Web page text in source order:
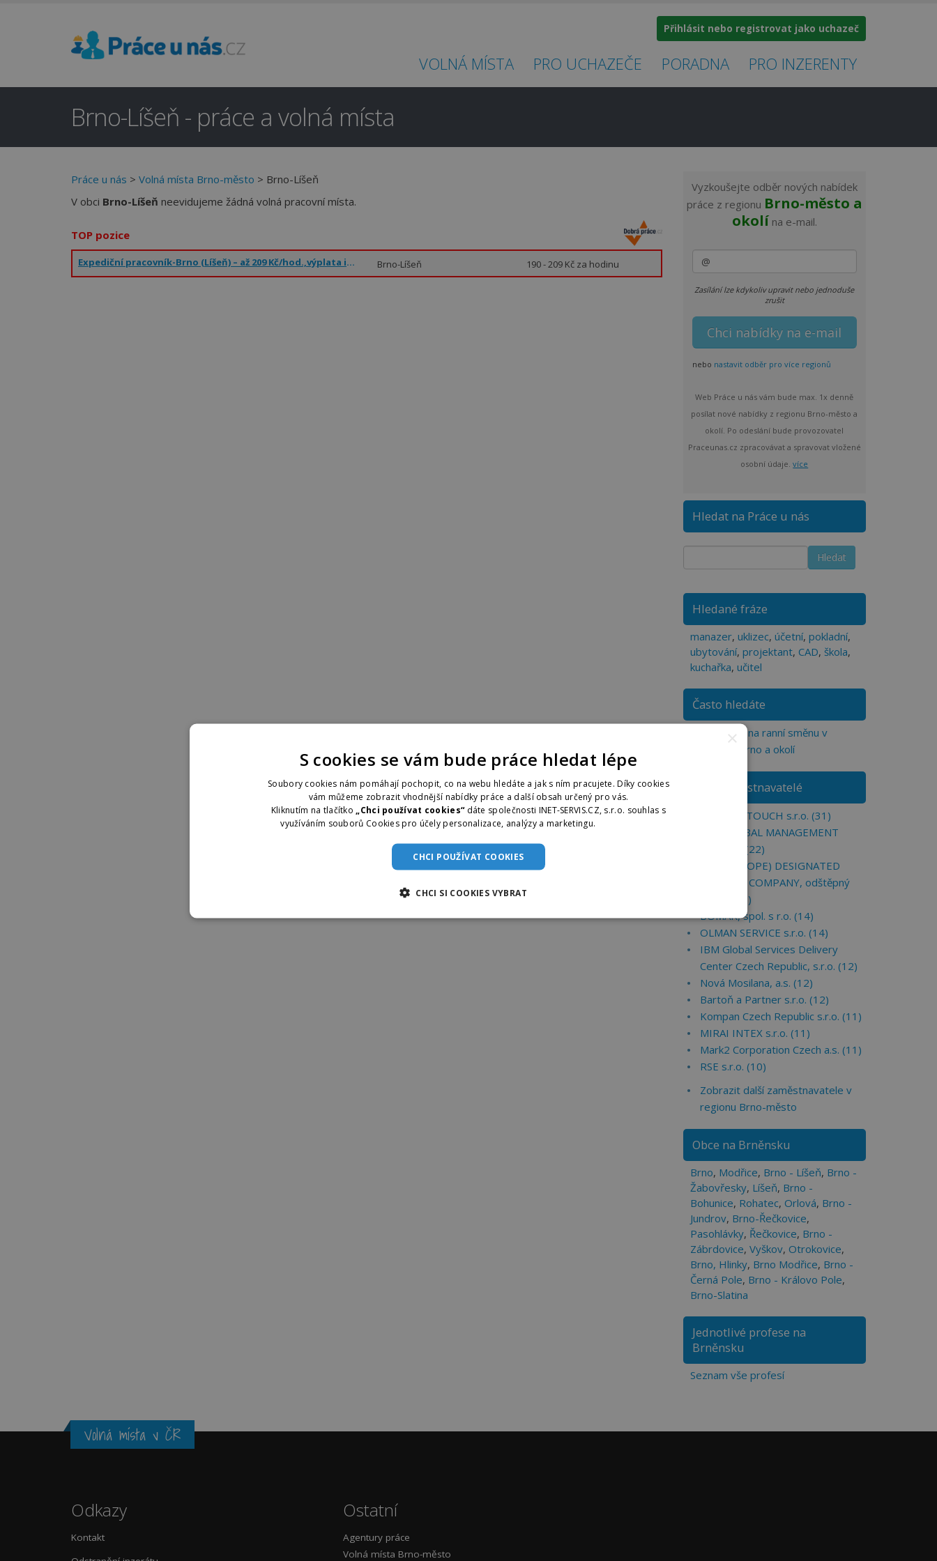
Přihlásit nebo registrovat jako uchazeč
VOLNÁ MÍSTA PRO UCHAZEČE PORADNA PRO INZERENTY
Brno-Líšeň - práce a volná místa
Práce u nás > Volná místa Brno-město > Brno-Líšeň
V obci Brno-Líšeň neevidujeme žádná volná pracovní místa.
TOP pozice
Expediční pracovník-Brno (Líšeň) – až 209 Kč/hod.,výplata ihned! Brno-Líšeň 190 - 209 Kč za hodinu
Vyzkoušejte odběr nových nabídek
práce z regionu Brno-město a
okolí na e-mail.
Zasílání lze kdykoliv upravit nebo jednoduše
zrušit
nebo nastavit odběr pro více regionů
Web Práce u nás vám bude max. 1x denně
posílat nové nabídky z regionu Brno-město a
okolí. Po odeslání bude provozovatel
Praceunas.cz zpracovávat a spravovat vložené
osobní údaje.více
Hledat na Práce u nás
Hledané fráze
manazer, uklizec, účetní, pokladní,
ubytování, projektant, CAD, škola,
kuchařka, učitel
Často hledáte
Práce jen na ranní směnu v
regionu Brno a okolí
TOP zaměstnavatelé
KEEP-IN-TOUCH s.r.o. (31)
FNZ GLOBAL MANAGEMENT
LIMITED (22)
FNZ (EUROPE) DESIGNATED
ACTIVITY COMPANY, odštěpný
závod (17)
BOMAR, spol. s r.o. (14)
OLMAN SERVICE s.r.o. (14)
IBM Global Services Delivery
Center Czech Republic, s.r.o. (12)
Nová Mosilana, a.s. (12)
Bartoň a Partner s.r.o. (12)
Kompan Czech Republic s.r.o. (11)
MIRAI INTEX s.r.o. (11)
Mark2 Corporation Czech a.s. (11)
RSE s.r.o. (10)
Zobrazit další zaměstnavatele v
regionu Brno-město
Obce na Brněnsku
Brno, Modřice, Brno - Líšeň, Brno -
Žabovřesky, Líšeň, Brno -
Bohunice, Rohatec, Orlová, Brno -
Jundrov, Brno-Řečkovice,
Pasohlávky, Řečkovice, Brno -
Zábrdovice, Vyškov, Otrokovice,
Brno, Hlinky, Brno Modřice, Brno -
Černá Pole, Brno - Královo Pole,
Brno-Slatina
Jednotlivé profese na
Brněnsku
Seznam vše profesí
Ano Ne
Volná místa v ČR
Odkazy
Kontakt
Ostatní
Agentury práce
Volná místa Brno-město
×
S cookies se vám bude práce hledat lépe
Soubory cookies nám pomáhají pochopit, co na webu hledáte a jak s ním pracujete. Díky cookies
vám můžeme zobrazit vhodnější nabídky práce a další obsah určený pro vás.
Kliknutím na tlačítko
„Chci používat cookies“ dáte společnosti INET-SERVIS.CZ, s.r.o. souhlas s
využíváním souborů Cookies pro účely personalizace, analýzy a marketingu.
CHCI POUŽÍVAT COOKIES
CHCI SI COOKIES VYBRAT